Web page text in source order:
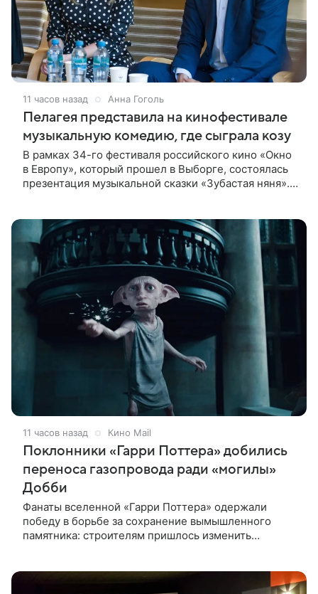
11 часов назад Анна Гоголь
Пелагея представила на кинофестивале
музыкальную комедию, где сыграла козу
В рамках 34-го фестиваля российского кино «Окно
в Европу», который прошел в Выборге, состоялась
презентация музыкальной сказки «Зубастая няня».
11 часов назад Кино Mail
Поклонники «Гарри Поттера» добились
переноса газопровода ради «могилы»
Добби
Фанаты вселенной «Гарри Поттера» одержали
победу в борьбе за сохранение вымышленного
памятника: строителям пришлось изменить